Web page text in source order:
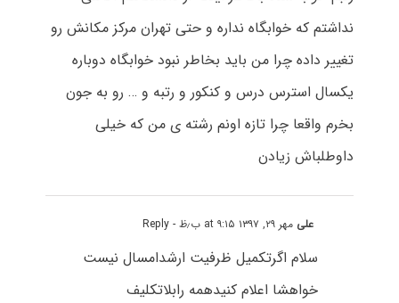
نداشتم که خوابگاه نداره و حتی تهران مرکز مکانش رو
تغییر داده چرا من باید بخاطر نبود خوابگاه دوباره
یکسال استرس درس و کنکور و رتبه و … رو به جون
بخرم واقعا چرا تازه اونم رشته ی من که خیلی
داوطلباش زیادن
علی مهر ۲۹, ۱۳۹۷ at ۹:۱۵ ب٫ظ - Reply
سلام اگرتکمیل ظرفیت ارشدامسال نیست
خواهشا اعلام کنیدهمه رابلاتکلیف